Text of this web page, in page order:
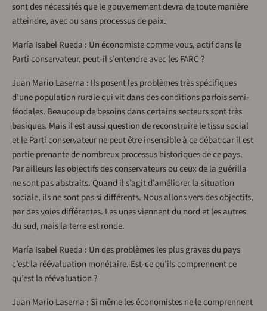
sont des nécessités que le gouvernement devra de toute manière
atteindre, avec ou sans processus de paix.
María Isabel Rueda : Un économiste comme vous, actif dans le
Parti conservateur, peut-il s’entendre avec les FARC ?
Juan Mario Laserna : Ils posent les problèmes très spécifiques
d’une population rurale qui vit dans des conditions parfois semi-
féodales. Beaucoup de besoins dans certains secteurs sont très
basiques. Mais il est aussi question de reconstruire le tissu social
et le Parti conservateur ne peut être insensible à ce débat car il est
partie prenante de nombreux processus historiques de ce pays.
Par ailleurs les objectifs des conservateurs ou ceux de la guérilla
ne sont pas abstraits. Quand il s’agit d’améliorer la situation
sociale, ils ne sont pas si différents. Nous allons vers des objectifs,
par des voies différentes. Les unes viennent du nord et les autres
du sud, mais la terre est ronde.
María Isabel Rueda : Un des problèmes les plus graves du pays
c’est la réévaluation monétaire. Est-ce qu’ils comprennent ce
qu’est la réévaluation ?
Juan Mario Laserna : Si même les économistes ne le comprennent